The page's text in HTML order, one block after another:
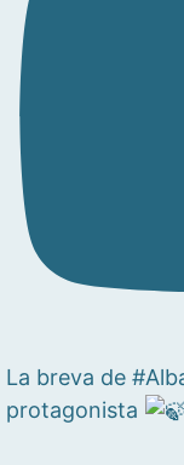
La breva de
protagonista